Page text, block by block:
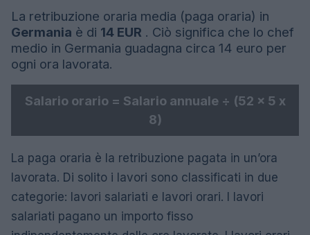
La retribuzione oraria media (paga oraria) in
Germania è di 14 EUR . Ciò significa che lo chef
medio in Germania guadagna circa 14 euro per
ogni ora lavorata.
Salario orario = Salario annuale ÷ (52 x 5 x
8)
La paga oraria è la retribuzione pagata in un’ora
lavorata. Di solito i lavori sono classificati in due
categorie: lavori salariati e lavori orari. I lavori
salariati pagano un importo fisso